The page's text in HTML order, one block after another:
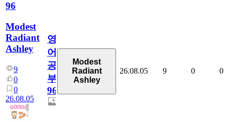
96
Modest
Radiant
Ashley
9
0
0
26.08.05
영
어
공
부
96
Modest
Radiant
Ashley
26.08.05 9 0 0